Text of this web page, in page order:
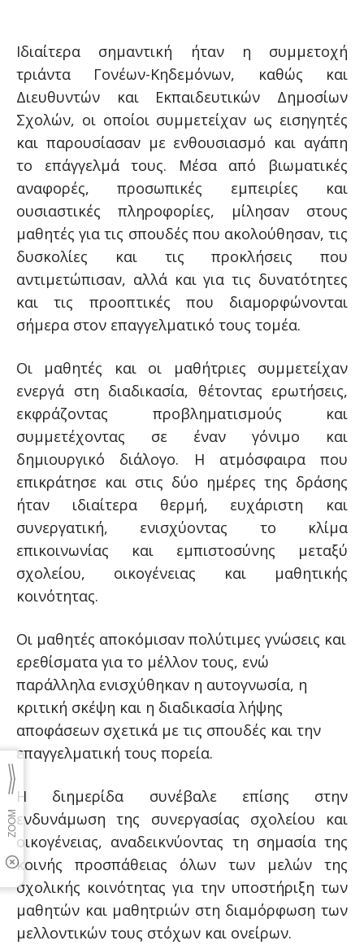
Ιδιαίτερα σημαντική ήταν η συμμετοχή
τριάντα Γονέων-Κηδεμόνων, καθώς και
Διευθυντών και Εκπαιδευτικών Δημοσίων
Σχολών, οι οποίοι συμμετείχαν ως εισηγητές
και παρουσίασαν με ενθουσιασμό και αγάπη
το επάγγελμά τους. Μέσα από βιωματικές
αναφορές, προσωπικές εμπειρίες και
ουσιαστικές πληροφορίες, μίλησαν στους
μαθητές για τις σπουδές που ακολούθησαν, τις
δυσκολίες και τις προκλήσεις που
αντιμετώπισαν, αλλά και για τις δυνατότητες
και τις προοπτικές που διαμορφώνονται
σήμερα στον επαγγελματικό τους τομέα.
Οι μαθητές και οι μαθήτριες συμμετείχαν
ενεργά στη διαδικασία, θέτοντας ερωτήσεις,
εκφράζοντας προβληματισμούς και
συμμετέχοντας σε έναν γόνιμο και
δημιουργικό διάλογο. Η ατμόσφαιρα που
επικράτησε και στις δύο ημέρες της δράσης
ήταν ιδιαίτερα θερμή, ευχάριστη και
συνεργατική, ενισχύοντας το κλίμα
επικοινωνίας και εμπιστοσύνης μεταξύ
σχολείου, οικογένειας και μαθητικής
κοινότητας.
Οι μαθητές αποκόμισαν πολύτιμες γνώσεις και
ερεθίσματα για το μέλλον τους, ενώ
παράλληλα ενισχύθηκαν η αυτογνωσία, η
κριτική σκέψη και η διαδικασία λήψης
αποφάσεων σχετικά με τις σπουδές και την
επαγγελματική τους πορεία.
Η διημερίδα συνέβαλε επίσης στην
ενδυνάμωση της συνεργασίας σχολείου και
οικογένειας, αναδεικνύοντας τη σημασία της
κοινής προσπάθειας όλων των μελών της
σχολικής κοινότητας για την υποστήριξη των
μαθητών και μαθητριών στη διαμόρφωση των
μελλοντικών τους στόχων και ονείρων.